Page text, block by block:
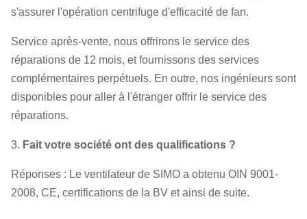
s'assurer l'opération centrifuge d'efficacité de fan.
Service après-vente, nous offrirons le service des
réparations de 12 mois, et fournissons des services
complémentaires perpétuels. En outre, nos ingénieurs sont
disponibles pour aller à l'étranger offrir le service des
réparations.
3. Fait votre société ont des qualifications ?
Réponses : Le ventilateur de SIMO a obtenu OIN 9001-
2008, CE, certifications de la BV et ainsi de suite.